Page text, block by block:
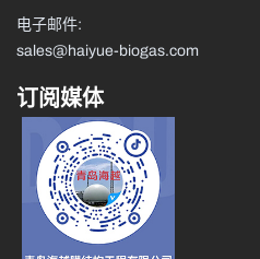
电子邮件:
sales@haiyue-biogas.com
订阅媒体